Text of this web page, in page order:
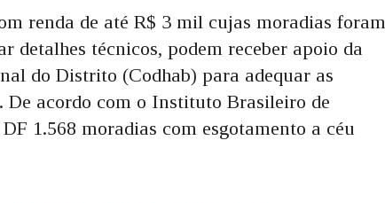
renda de até R$ 3 mil cujas moradias foram
detalhes técnicos, podem receber apoio da
do Distrito (Codhab) para adequar as
De acordo com o Instituto Brasileiro de
1.568 moradias com esgotamento a céu